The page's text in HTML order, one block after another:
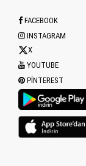
FACEBOOK
INSTAGRAM
X
YOUTUBE
PINTEREST